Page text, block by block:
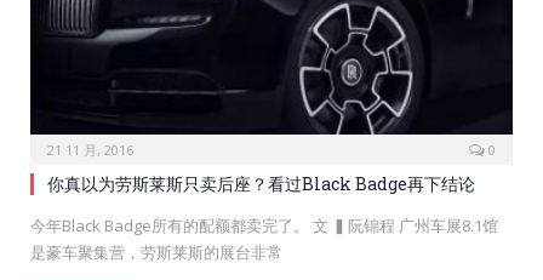
21 11 月, 2016 0
你真以为劳斯莱斯只卖后座？看过Black Badge再下结论
今年Black Badge所有的配额都卖完了。 文 ▍阮锦程 广州车展8.1馆
是豪车聚集营，劳斯莱斯的展台非常